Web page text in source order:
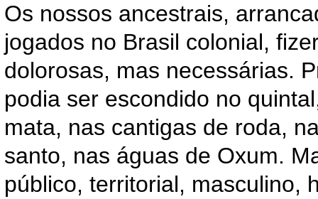
Os nossos ancestrais,
jogados no Brasil colonial,
dolorosas, mas necessárias.
podia ser escondido no
mata, nas cantigas de roda,
santo, nas águas de Oxum.
público, territorial, masculino,